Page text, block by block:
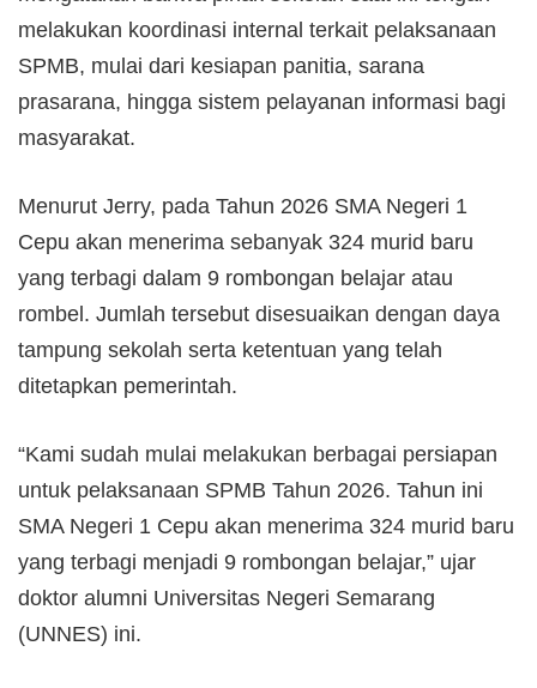
melakukan koordinasi internal terkait pelaksanaan
SPMB, mulai dari kesiapan panitia, sarana
prasarana, hingga sistem pelayanan informasi bagi
masyarakat.
Menurut Jerry, pada Tahun 2026 SMA Negeri 1
Cepu akan menerima sebanyak 324 murid baru
yang terbagi dalam 9 rombongan belajar atau
rombel. Jumlah tersebut disesuaikan dengan daya
tampung sekolah serta ketentuan yang telah
ditetapkan pemerintah.
“Kami sudah mulai melakukan berbagai persiapan
untuk pelaksanaan SPMB Tahun 2026. Tahun ini
SMA Negeri 1 Cepu akan menerima 324 murid baru
yang terbagi menjadi 9 rombongan belajar,” ujar
doktor alumni Universitas Negeri Semarang
(UNNES) ini.